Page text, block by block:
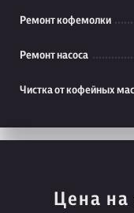
Ремонт кофемолки
Ремонт насоса
Чистка от кофейных
Цена